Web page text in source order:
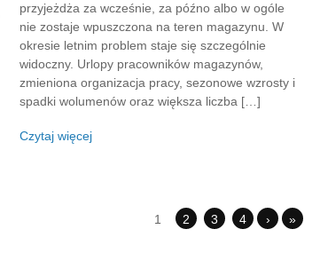
przyjeżdża za wcześnie, za późno albo w ogóle
nie zostaje wpuszczona na teren magazynu. W
okresie letnim problem staje się szczególnie
widoczny. Urlopy pracowników magazynów,
zmieniona organizacja pracy, sezonowe wzrosty i
spadki wolumenów oraz większa liczba […]
Czytaj więcej
1 2 3 4 › »